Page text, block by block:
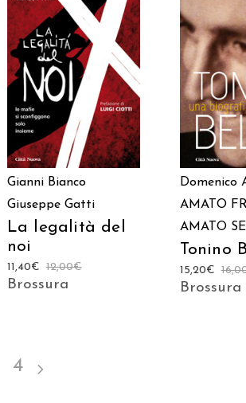
AGGIUNGI AL CARRELLO
Gianni Bianco
Giuseppe Gatti
La legalità del
noi
12,00€
11,40€
Brossura
AGGIUNGI
Domenico
AMATO
AMATO
Tonino
15,20€
Brossura
4